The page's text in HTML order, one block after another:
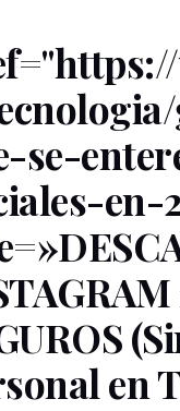
se-
en